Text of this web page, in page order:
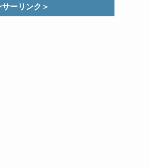
サーリンク＞